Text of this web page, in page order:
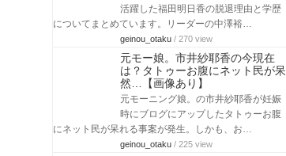
活躍した福田明日香の脱退理由と学歴
についてまとめています。リーダーの中澤裕…
geinou_otaku / 270 view
元モー娘。市井紗耶香の今現在
は？タトゥーお腹にネット民が呆
然…【画像あり】
元モーニング娘。の市井紗耶香が妊娠
時にブログにアップしたタトゥーお腹
にネット民が呆れる事案が発生。しかも、お…
geinou_otaku / 225 view